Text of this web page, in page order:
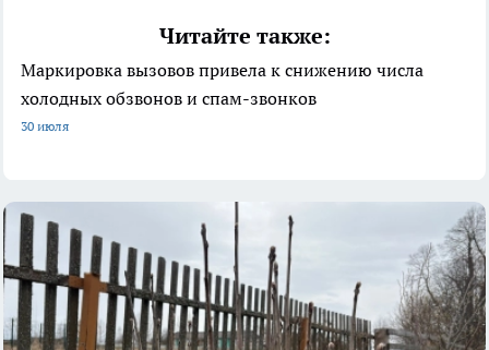
Читайте также:
Маркировка вызовов привела к снижению числа
холодных обзвонов и спам-звонков
30 июля